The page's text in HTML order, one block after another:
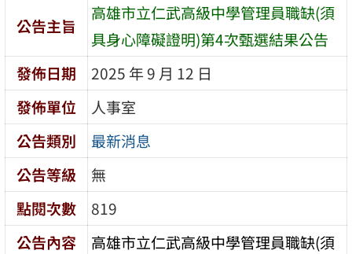
公告主旨
高雄市立仁武高級中學管理員職缺(須
具身心障礙證明)第4次甄選結果公告
發佈日期
2025 年 9 月 12 日
發佈單位
人事室
公告類別
最新消息
公告等級
無
點閱次數
819
公告內容
高雄市立仁武高級中學管理員職缺(須